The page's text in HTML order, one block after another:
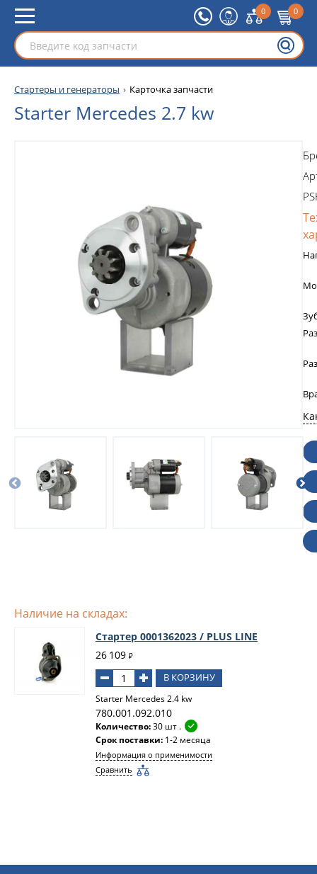
0 0
Стартеры и генераторы Карточка запчасти
Starter Mercedes 2.7 kw
Наличие на складах:
Стартер 0001362023 / PLUS LINE
26 109 ₽
В КОРЗИНУ
Starter Mercedes 2.4 kw
780.001.092.010
Количество:30 шт .
Срок поставки: 1-2 месяца
Информация о применимости
Сравнить